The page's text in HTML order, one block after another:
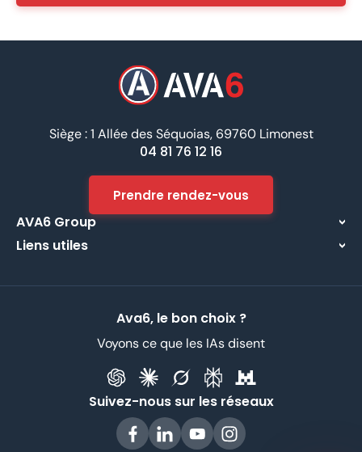
Siège : 1 Allée des Séquoias, 69760 Limonest
04 81 76 12 16
Prendre rendez-vous
AVA6 Group
À propos
Liens utiles
Ava6, le bon choix ?
Voyons ce que les IAs disent
Suivez-nous sur les réseaux